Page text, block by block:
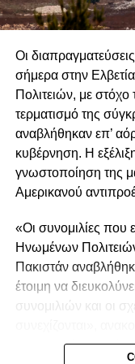
που υποστηρίζουν
επειδή οι βάσεις
επιδιώκουμε
ΔΔΟ στη βάση των
συμφωνημένου
κεκτημένου και του
την επανένωση/
πρόβλημα έγκειται
συνομιλιών ( οι
τουλάχιστον
ΜΜΕ)παραβιάζει το
οδηγεί σε
τούτου πρόβλημα
πλαίσιο λύσης
για τη λύση τού
Οι
σήμερα στην
Πολιτειών, με στόχο
τερματισμό της
αναβλήθηκαν επ’
κυβέρνηση. Η
γνωστοποίηση της
Αμερικανού
«Οι συνομιλίες που
Ηνωμένων
Πακιστάν
έτοιμη να
συνομιλιών και οι
Εξωτερικών, χωρίς